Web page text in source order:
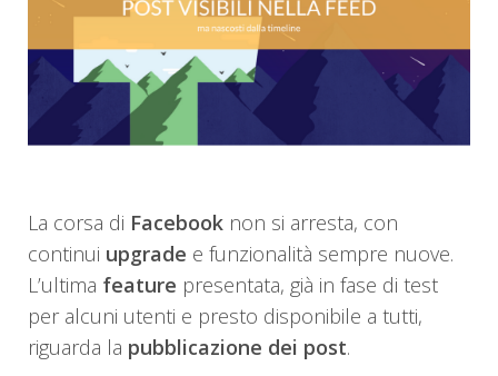
La corsa di Facebook non si arresta, con
continui upgrade e funzionalità sempre nuove.
L’ultima feature presentata, già in fase di test
per alcuni utenti e presto disponibile a tutti,
riguarda la pubblicazione dei post.